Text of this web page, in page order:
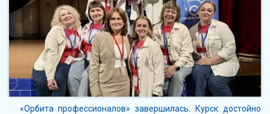
«Орбита профессионалов» завершилась: Курск достойно